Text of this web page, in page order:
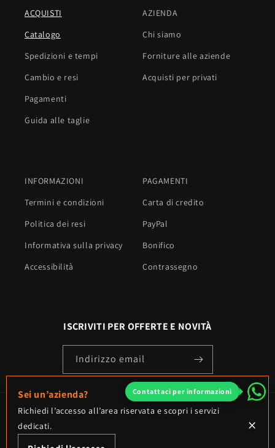
Sei un’azienda?
Richiedi l’accesso all’area riservata e scopri i servizi
dedicati.
×
Contattaci per informazioni
ACQUISTI
Catalogo
Spedizioni e tempi
Cambio e resi
Pagamenti
Guida alle taglie
AZIENDA
Chi siamo
Forniture alle aziende
Acquisti per privati
INFORMAZIONI
Termini e condizioni
Politica dei resi
Informativa sulla privacy
Accessibilità
PAGAMENTI
Carta di credito
PayPal
Bonifico
Contrassegno
ISCRIVITI PER OFFERTE E NOVITÀ
Indirizzo email
Metodi
di
pagamento